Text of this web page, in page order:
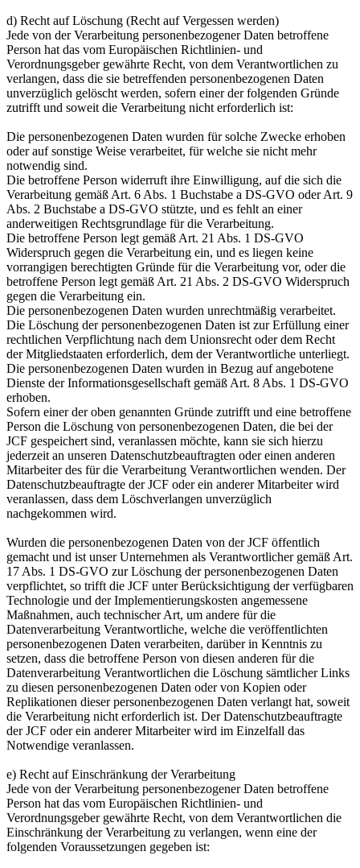
d) Recht auf Löschung (Recht auf Vergessen werden)
Jede von der Verarbeitung personenbezogener Daten betroffene
Person hat das vom Europäischen Richtlinien- und
Verordnungsgeber gewährte Recht, von dem Verantwortlichen zu
verlangen, dass die sie betreffenden personenbezogenen Daten
unverzüglich gelöscht werden, sofern einer der folgenden Gründe
zutrifft und soweit die Verarbeitung nicht erforderlich ist:
Die personenbezogenen Daten wurden für solche Zwecke erhoben
oder auf sonstige Weise verarbeitet, für welche sie nicht mehr
notwendig sind.
Die betroffene Person widerruft ihre Einwilligung, auf die sich die
Verarbeitung gemäß Art. 6 Abs. 1 Buchstabe a DS-GVO oder Art. 9
Abs. 2 Buchstabe a DS-GVO stützte, und es fehlt an einer
anderweitigen Rechtsgrundlage für die Verarbeitung.
Die betroffene Person legt gemäß Art. 21 Abs. 1 DS-GVO
Widerspruch gegen die Verarbeitung ein, und es liegen keine
vorrangigen berechtigten Gründe für die Verarbeitung vor, oder die
betroffene Person legt gemäß Art. 21 Abs. 2 DS-GVO Widerspruch
gegen die Verarbeitung ein.
Die personenbezogenen Daten wurden unrechtmäßig verarbeitet.
Die Löschung der personenbezogenen Daten ist zur Erfüllung einer
rechtlichen Verpflichtung nach dem Unionsrecht oder dem Recht
der Mitgliedstaaten erforderlich, dem der Verantwortliche unterliegt.
Die personenbezogenen Daten wurden in Bezug auf angebotene
Dienste der Informationsgesellschaft gemäß Art. 8 Abs. 1 DS-GVO
erhoben.
Sofern einer der oben genannten Gründe zutrifft und eine betroffene
Person die Löschung von personenbezogenen Daten, die bei der
JCF gespeichert sind, veranlassen möchte, kann sie sich hierzu
jederzeit an unseren Datenschutzbeauftragten oder einen anderen
Mitarbeiter des für die Verarbeitung Verantwortlichen wenden. Der
Datenschutzbeauftragte der JCF oder ein anderer Mitarbeiter wird
veranlassen, dass dem Löschverlangen unverzüglich
nachgekommen wird.
Wurden die personenbezogenen Daten von der JCF öffentlich
gemacht und ist unser Unternehmen als Verantwortlicher gemäß Art.
17 Abs. 1 DS-GVO zur Löschung der personenbezogenen Daten
verpflichtet, so trifft die JCF unter Berücksichtigung der verfügbaren
Technologie und der Implementierungskosten angemessene
Maßnahmen, auch technischer Art, um andere für die
Datenverarbeitung Verantwortliche, welche die veröffentlichten
personenbezogenen Daten verarbeiten, darüber in Kenntnis zu
setzen, dass die betroffene Person von diesen anderen für die
Datenverarbeitung Verantwortlichen die Löschung sämtlicher Links
zu diesen personenbezogenen Daten oder von Kopien oder
Replikationen dieser personenbezogenen Daten verlangt hat, soweit
die Verarbeitung nicht erforderlich ist. Der Datenschutzbeauftragte
der JCF oder ein anderer Mitarbeiter wird im Einzelfall das
Notwendige veranlassen.
e) Recht auf Einschränkung der Verarbeitung
Jede von der Verarbeitung personenbezogener Daten betroffene
Person hat das vom Europäischen Richtlinien- und
Verordnungsgeber gewährte Recht, von dem Verantwortlichen die
Einschränkung der Verarbeitung zu verlangen, wenn eine der
folgenden Voraussetzungen gegeben ist: